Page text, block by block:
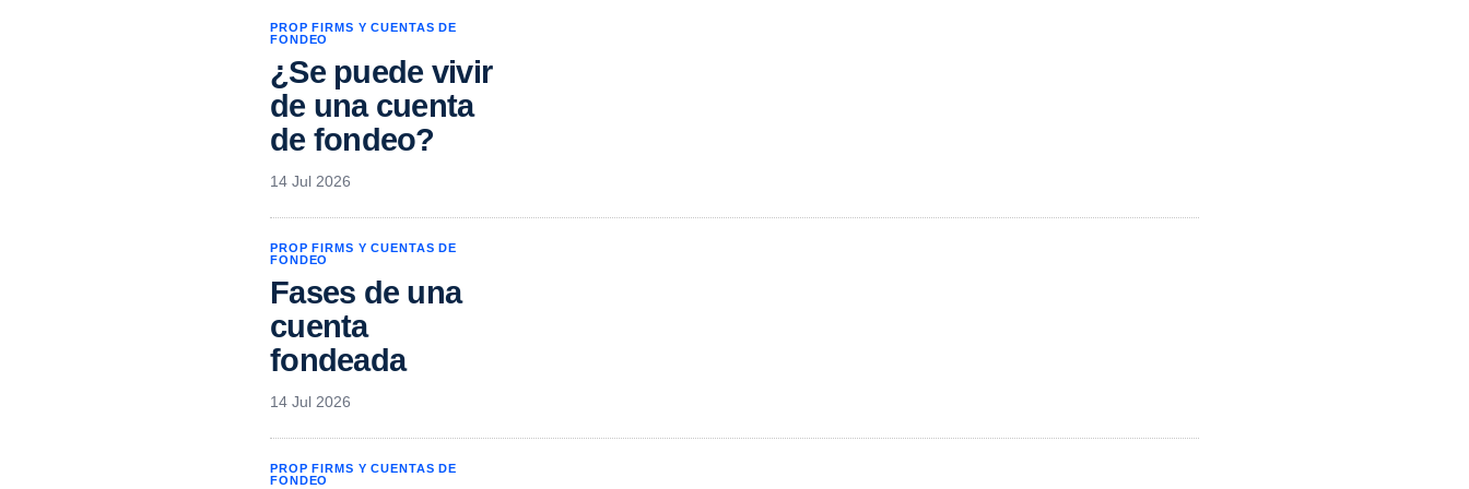
PROP FIRMS Y CUENTAS DE
FONDEO
¿Se puede vivir
de una cuenta
de fondeo?
14 Jul 2026
PROP FIRMS Y CUENTAS DE
FONDEO
Fases de una
cuenta
fondeada
14 Jul 2026
PROP FIRMS Y CUENTAS DE
FONDEO